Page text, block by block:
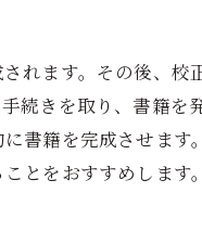
れます。その後、校
きを取り、書籍を
書籍を完成させます
とをおすすめします。